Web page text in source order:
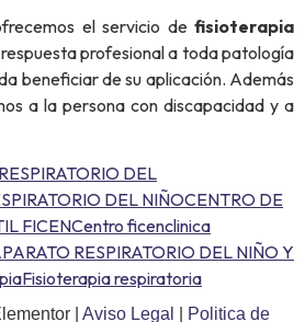
el servicio de fisioterapia
profesional a toda patología
beneficiar de su aplicación. Además
a la persona con discapacidad y a
DEL
DEL NIÑOCENTRO DE
FICENCentro ficenclinica
RESPIRATORIO DEL NIÑO Y
Fisioterapia respiratoria
| Aviso Legal Politica de